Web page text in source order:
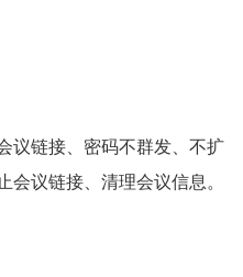
议链接、密码不群发、不扩
议链接、清理会议信息。